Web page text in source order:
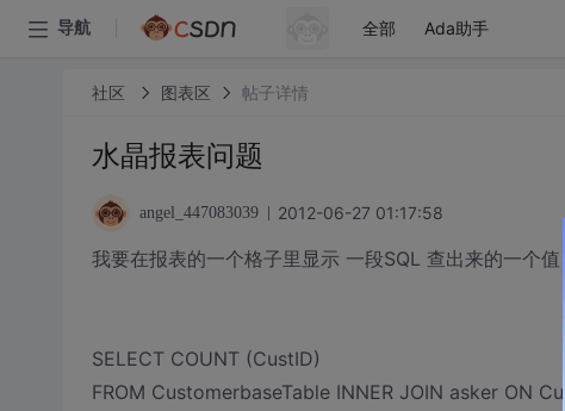
导航 全部 Ada助手
社区 图表区 帖子详情
水晶报表问题
angel_447083039 2012-06-27 01:17:58
我要在报表的一个格子里显示 一段SQL 查出来的一个值
SELECT COUNT (CustID)
FROM CustomerbaseTable INNER JOIN asker ON